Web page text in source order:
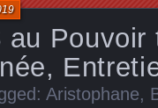
au
Aristophane,